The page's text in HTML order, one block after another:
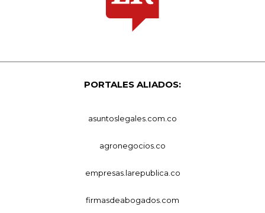
PORTALES ALIADOS:
asuntoslegales.com.co
agronegocios.co
empresas.larepublica.co
firmasdeabogados.com